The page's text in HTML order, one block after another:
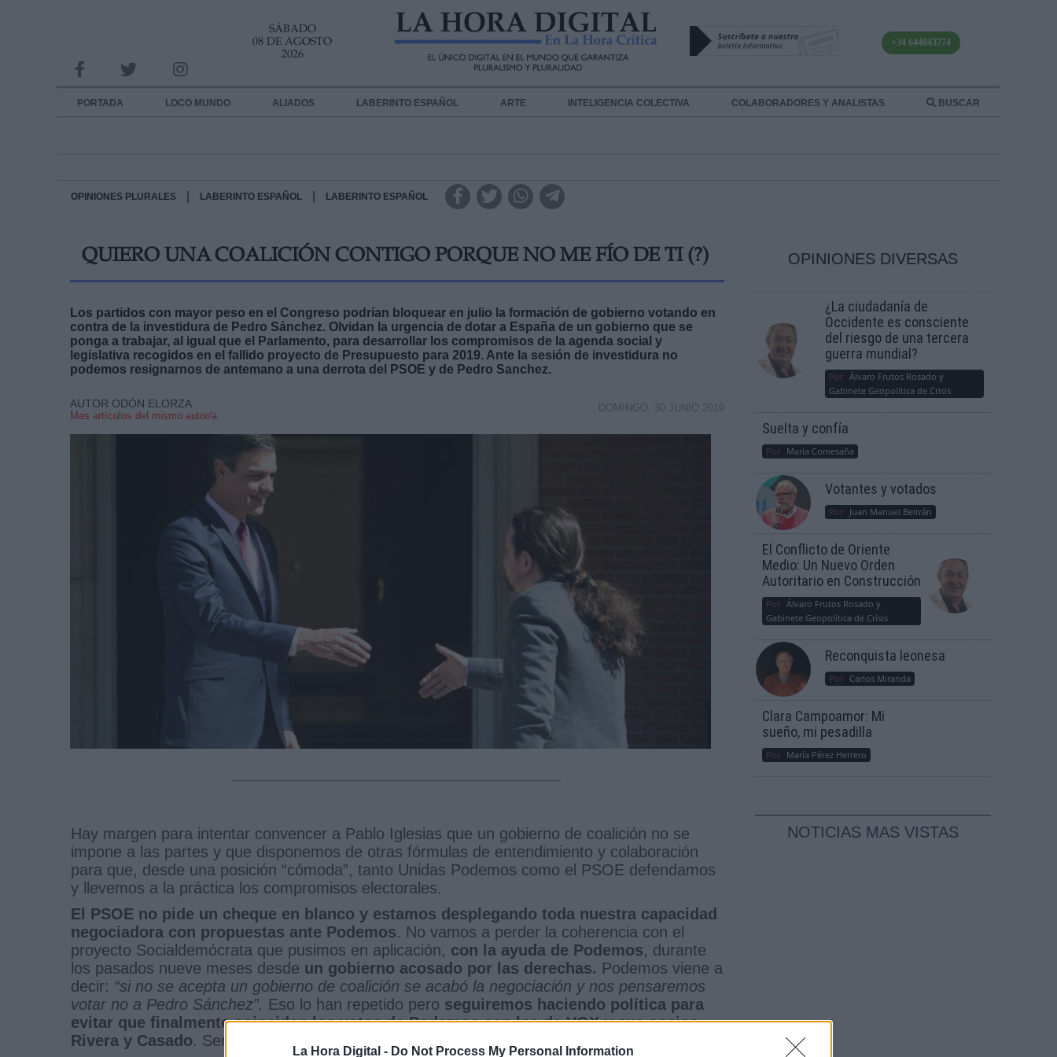
La Hora Digital - Do Not Process My Personal Information
SÁBADO
08 DE AGOSTO
2026
+34 644043774
PORTADA LOCO MUNDO ALIADOS LABERINTO ESPAÑOL ARTE INTELIGENCIA COLECTIVA COLABORADORES Y ANALISTAS BUSCAR
OPINIONES PLURALES LABERINTO ESPAÑOL LABERINTO ESPAÑOL
QUIERO UNA COALICIÓN CONTIGO PORQUE NO ME FÍO DE TI (?)
Los partidos con mayor peso en el Congreso podrían bloquear en julio la formación de gobierno votando en
contra de la investidura de Pedro Sánchez. Olvidan la urgencia de dotar a España de un gobierno que se
ponga a trabajar, al igual que el Parlamento, para desarrollar los compromisos de la agenda social y
legislativa recogidos en el fallido proyecto de Presupuesto para 2019. Ante la sesión de investidura no
podemos resignarnos de antemano a una derrota del PSOE y de Pedro Sanchez.
AUTOR ODÓN ELORZA
Mas artículos del mismo autor/a
DOMINGO, 30 JUNIO 2019
Hay margen para intentar convencer a Pablo Iglesias que un gobierno de coalición no se
impone a las partes y que disponemos de otras fórmulas de entendimiento y colaboración
para que, desde una posición “cómoda”, tanto Unidas Podemos como el PSOE defendamos
y llevemos a la práctica los compromisos electorales.
El PSOE no pide un cheque en blanco y estamos desplegando toda nuestra capacidad
negociadora con propuestas ante Podemos. No vamos a perder la coherencia con el
proyecto Socialdemócrata que pusimos en aplicación, con la ayuda de Podemos, durante
los pasados nueve meses desde un gobierno acosado por las derechas. Podemos viene a
decir: “si no se acepta un gobierno de coalición se acabó la negociación y nos pensaremos
votar no a Pedro Sánchez”. Eso lo han repetido pero seguiremos haciendo política para
evitar que finalmente coincidan los votos de Podemos con los de VOX y sus socios
Rivera y Casado. Sería malo para la democracia y la mayoría social.
OPINIONES DIVERSAS
¿La ciudadanía de
Occidente es consciente
del riesgo de una tercera
guerra mundial?
Por Álvaro Frutos Rosado y
Gabinete Geopolítica de Crisis
Suelta y confía
Por María Comesaña
Votantes y votados
Por Juan Manuel Beltrán
El Conflicto de Oriente
Medio: Un Nuevo Orden
Autoritario en Construcción
Por Álvaro Frutos Rosado y
Gabinete Geopolítica de Crisis
Reconquista leonesa
Por Carlos Miranda
Clara Campoamor: Mi
sueño, mi pesadilla
Por María Pérez Herrero
NOTICIAS MAS VISTAS
INFORMACION SOBRE LA PROTECCIÓN DE TUS DATOS
Responsable:
Destinatarios:
link
Información adicional
link